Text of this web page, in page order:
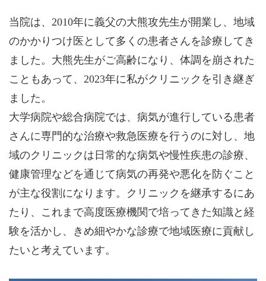
当院は、2010年に義父の大熊攻先生が開業し、地域
のかかりつけ医として多くの患者さんを診療してき
ました。大熊先生がご高齢になり、体調を崩された
こともあって、2023年に私がクリニックを引き継ぎ
ました。
大学病院や総合病院では、病気が進行している患者
さんに専門的な治療や救急医療を行うのに対し、地
域のクリニックは日常的な病気や慢性疾患の診療、
健康管理などを通じて病気の再発や悪化を防ぐこと
が主な役割になります。クリニックを継承するにあ
たり、これまで高度医療機関で培ってきた知識と経
験を活かし、きめ細やかな診療で地域医療に貢献し
たいと考えています。